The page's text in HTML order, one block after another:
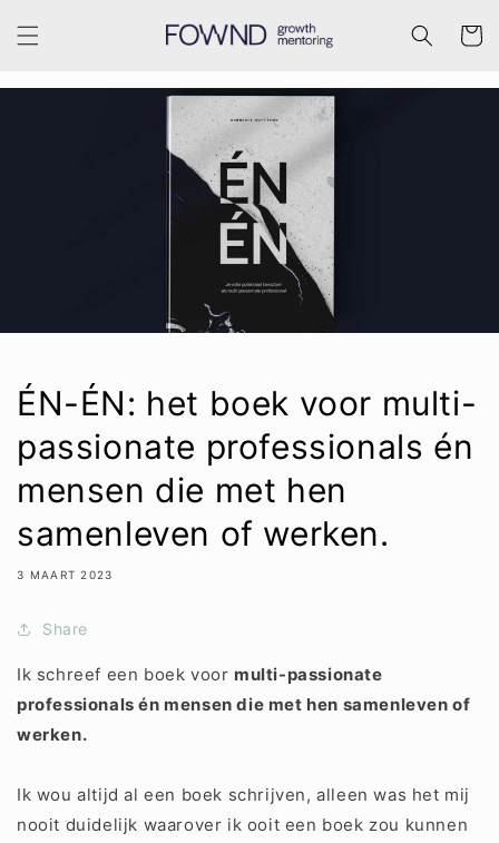
naar de
content
ÉN-ÉN: het boek voor multi-
passionate professionals én
mensen die met hen
samenleven of werken.
3 MAART 2023
Share
Ik schreef een boek voor multi-passionate
professionals én mensen die met hen samenleven of
werken.
Ik wou altijd al een boek schrijven, alleen was het mij
nooit duidelijk waarover ik ooit een boek zou kunnen